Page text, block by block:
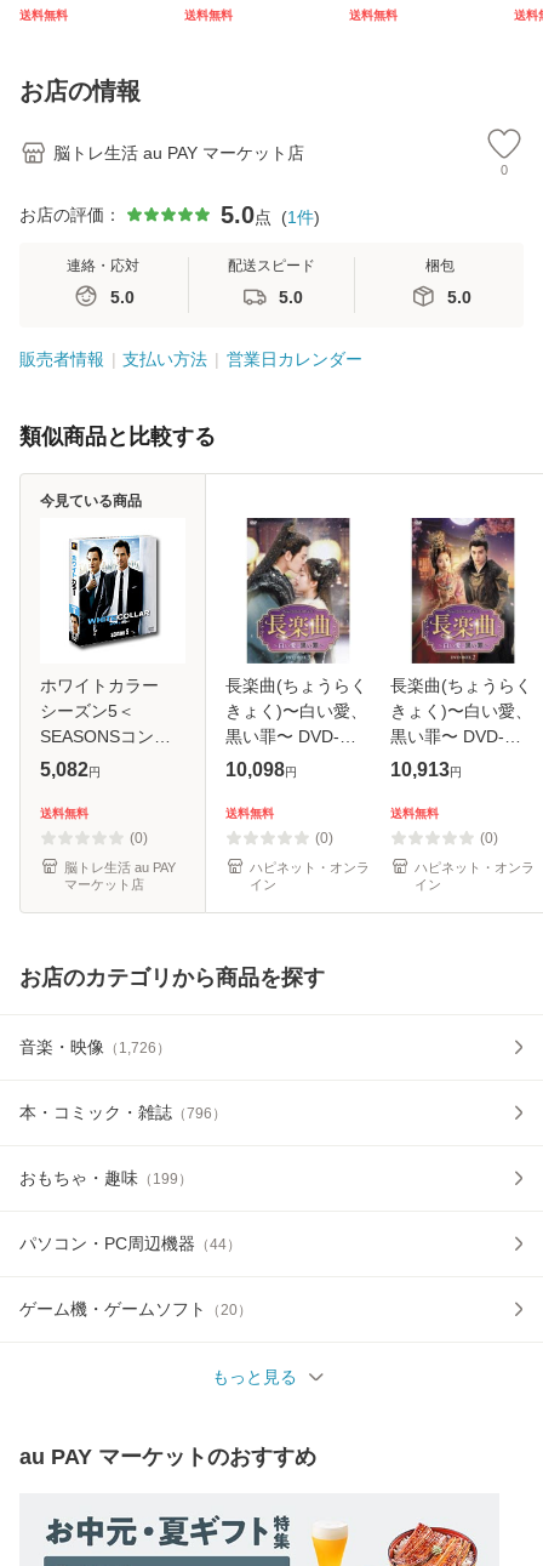
送料無料 送料無料 送料無料 送料
お店の情報
脳トレ生活 au PAY マーケット店
0
お店の評価： 5.0点 (1件)
連絡・応対
5.0
配送スピード
5.0
梱包
5.0
販売者情報 支払い方法 営業日カレンダー
類似商品と比較する
ホワイトカラー
シーズン5＜
SEASONSコンパ
クト・ボックス＞
5,082円
送料無料
(0)
脳トレ生活 au PAY
マーケット店
今見ている商品
長楽曲(ちょうらく
きょく)〜白い愛、
黒い罪〜 DVD-
BOX3 【DVD】
10,098円
送料無料
(0)
ハピネット・オンラ
イン
長楽曲(ちょうらく
きょく)〜白い愛、
黒い罪〜 DVD-
BOX2 【DVD】
10,913円
送料無料
(0)
ハピネット・オンラ
イン
お店のカテゴリから商品を探す
音楽・映像 （ 1,726 ）
本・コミック・雑誌 （796 ）
おもちゃ・趣味 （ 199 ）
パソコン・PC周辺機器 （44）
ゲーム機・ゲームソフト （20）
もっと見る
au PAY マーケットのおすすめ